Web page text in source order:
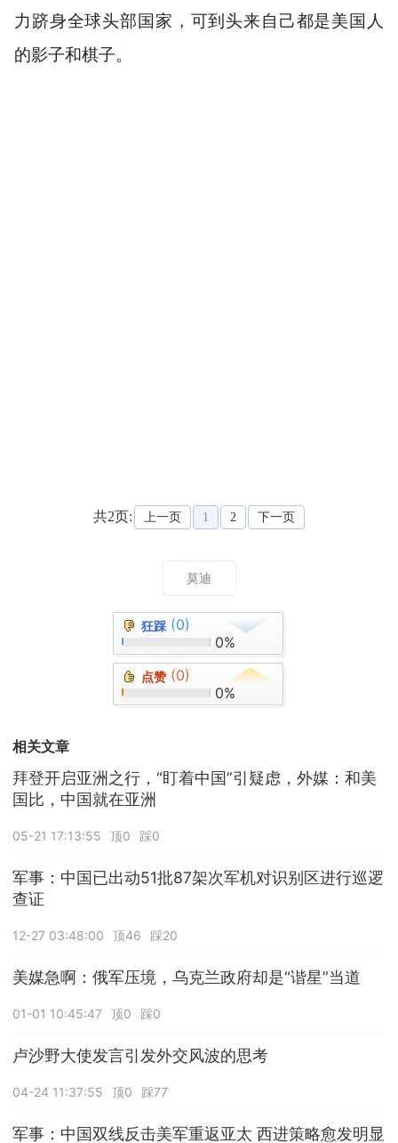
力跻身全球头部国家，可到头来自己都是美国人
的影子和棋子。
共2页: 上一页 1 2 下一页
莫迪
狂踩 (0)
0%
点赞 (0)
0%
相关文章
拜登开启亚洲之行，“盯着中国”引疑虑，外媒：和美
国比，中国就在亚洲
05-21 17:13:55 顶0 踩0
军事：中国已出动51批87架次军机对识别区进行巡逻
查证
12-27 03:48:00 顶46 踩20
美媒急啊：俄军压境，乌克兰政府却是“谐星”当道
01-01 10:45:47 顶0 踩0
卢沙野大使发言引发外交风波的思考
04-24 11:37:55 顶0 踩77
军事：中国双线反击美军重返亚太 西进策略愈发明显